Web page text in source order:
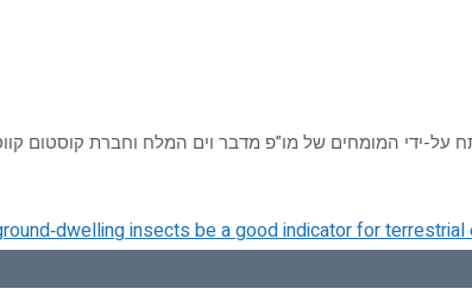
על-ידי המומחים של מו”פ מדבר וים המלח וחברת קוסטום